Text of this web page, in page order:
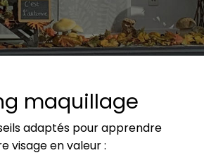
maquillage
adaptés pour apprendre
visage en valeur :